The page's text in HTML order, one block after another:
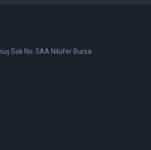
Sok No: 5AA Nilüfer Bursa